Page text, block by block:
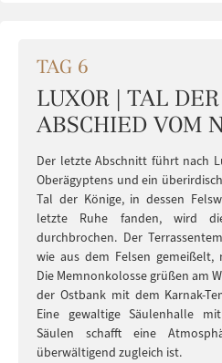
TAG 6
LUXOR | TAL
ABSCHIED VOM
Der letzte Abschnitt führt nach
Oberägyptens und ein
Tal der Könige, in dessen
letzte Ruhe fanden, wird
durchbrochen. Der
wie aus dem Felsen
Die Memnonkolosse grüßen am
der Ostbank mit dem Karnak-
Eine gewaltige Säulenhalle
Säulen schafft eine
überwältigend zugleich ist.